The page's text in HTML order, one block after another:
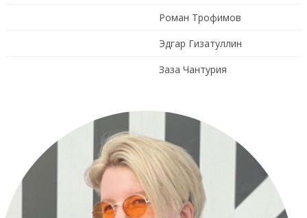
Роман Трофимов
Эдгар Гизатуллин
Заза Чантурия